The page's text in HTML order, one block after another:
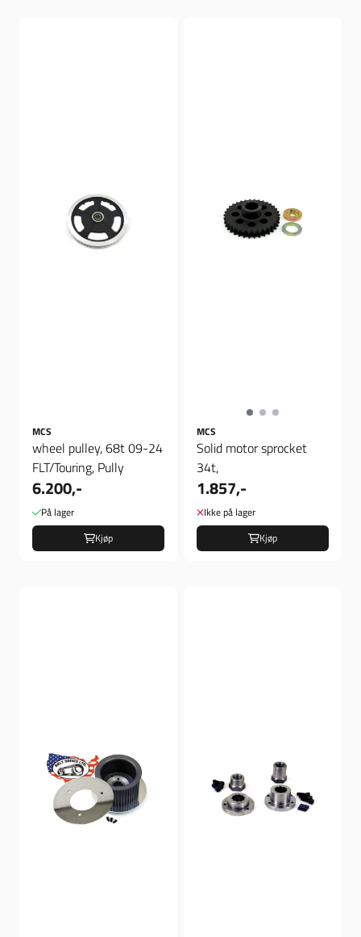
MCS
wheel pulley, 68t 09-24
FLT/Touring, Pully
6.200,-
På lager
Kjøp
MCS
Solid motor sprocket
34t,
1.857,-
Ikke på lager
Kjøp